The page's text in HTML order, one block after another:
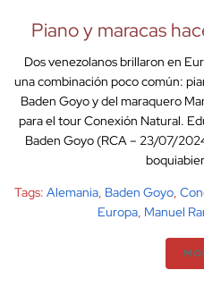
Piano y maracas
Dos venezolanos brillaron en
una combinación poco común:
Baden Goyo y del maraquero
para el tour Conexión Natural.
Baden Goyo (RCA – 23/07/
Tags: Alemania, Baden Goyo,
Europa, Manuel